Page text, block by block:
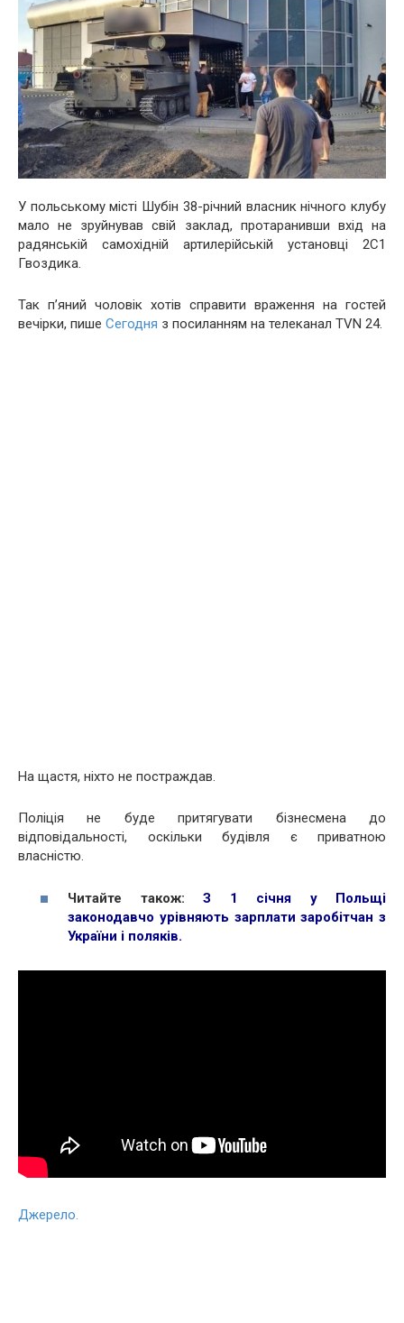
У польському місті Шубін 38-річний власник нічного клубу
мало не зруйнував свій заклад, протаранивши вхід на
радянській самохідній артилерійській установці 2С1
Гвоздика.
Так п’яний чоловік хотів справити враження на гостей
вечірки, пише Сегодня з посиланням на телеканал TVN 24.
На щастя, ніхто не постраждав.
Поліція не буде притягувати бізнесмена до
відповідальності, оскільки будівля є приватною
власністю.
Читайте також:
З 1 січня у Польщі
законодавчо урівняють зарплати заробітчан з
України і поляків.
Джерело.